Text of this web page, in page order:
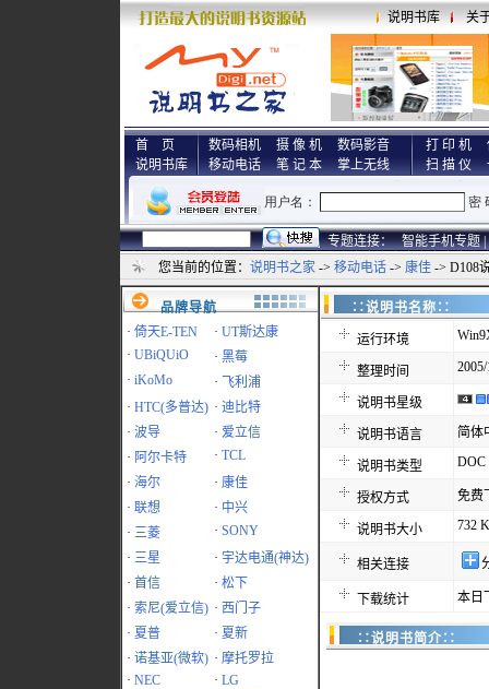
说明书库 关
首 页
说明书库
数码相机 摄 像 机
数码影音
移动电话
笔 记 本 掌上无线
打 印 机
扫 描 仪
专题连接： 智能手机专题 |
您当前的位置： 说明书之家 -> 移动电话 -> 康佳 -> D108
品牌导航
· 倚天E-TEN · UT斯达康
· UBiQUiO · 黑莓
· iKoMo ·
飞利浦
· HTC(多普达) · 迪比特
· 波导 · 爱立信
· 阿尔卡特 · TCL
· 海尔 · 康佳
· 联想 · 中兴
· 三菱 · SONY
· 三星 · 宇达电通(神达)
· 首信 · 松下
· 索尼(爱立信) · 西门子
· 夏普 · 夏新
· 诺基亚(微软) · 摩托罗拉
· NEC · LG
∷说明书名
运行环境
整理时间
说明书星级
说明书语言 简体
说明书类型 DOC
授权方式 免费
说明书大小 732
相关连接
下载统计 本日
∷说明书简介∷